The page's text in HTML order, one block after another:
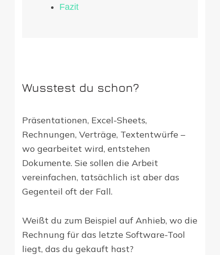
Fazit
Wusstest du schon?
Präsentationen, Excel-Sheets,
Rechnungen, Verträge, Textentwürfe –
wo gearbeitet wird, entstehen
Dokumente. Sie sollen die Arbeit
vereinfachen, tatsächlich ist aber das
Gegenteil oft der Fall.
Weißt du zum Beispiel auf Anhieb, wo die
Rechnung für das letzte Software-Tool
liegt, das du gekauft hast?